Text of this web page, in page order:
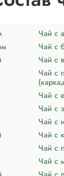
Чай с
Чай с
Чай с
Чай с
Чай с
Чай с
Чай с
Чай с
Чай с
Чай с